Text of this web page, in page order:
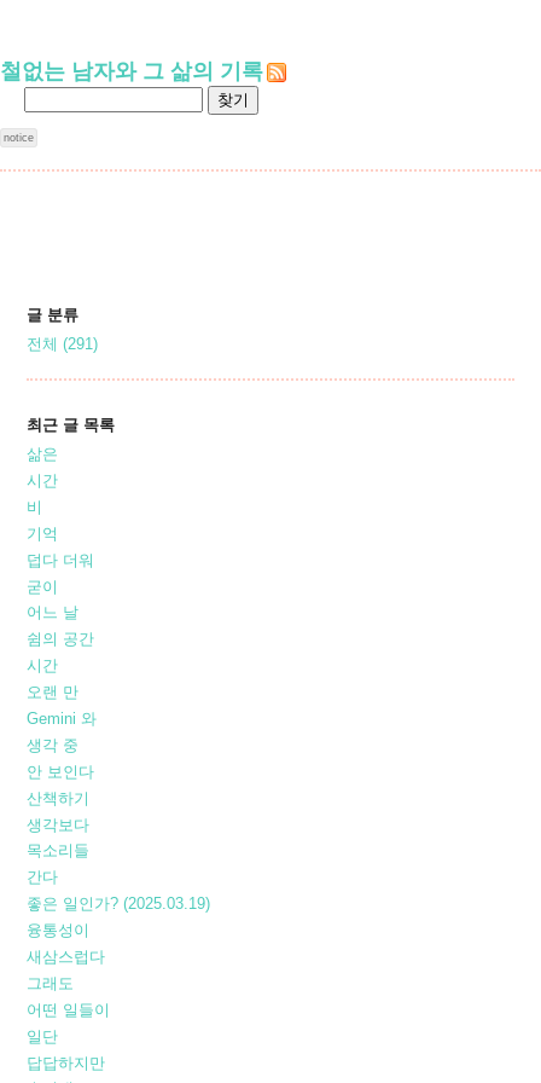
철없는 남자와 그 삶의 기록
notice
글 분류
전체(291)
최근 글 목록
삶은
시간
비
기억
덥다 더워
굳이
어느 날
쉼의 공간
시간
오랜 만
Gemini 와
생각 중
안 보인다
산책하기
생각보다
목소리들
간다
좋은 일인가? (2025.03.19)
융통성이
새삼스럽다
그래도
어떤 일들이
일단
답답하지만